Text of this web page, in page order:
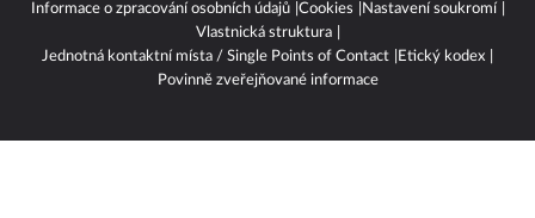
Informace o zpracování osobních údajů Cookies
Nastavení soukromí
Vlastnická struktura
Jednotná kontaktní místa / Single Points of Contact
Etický kodex
Povinně zveřejňované informace